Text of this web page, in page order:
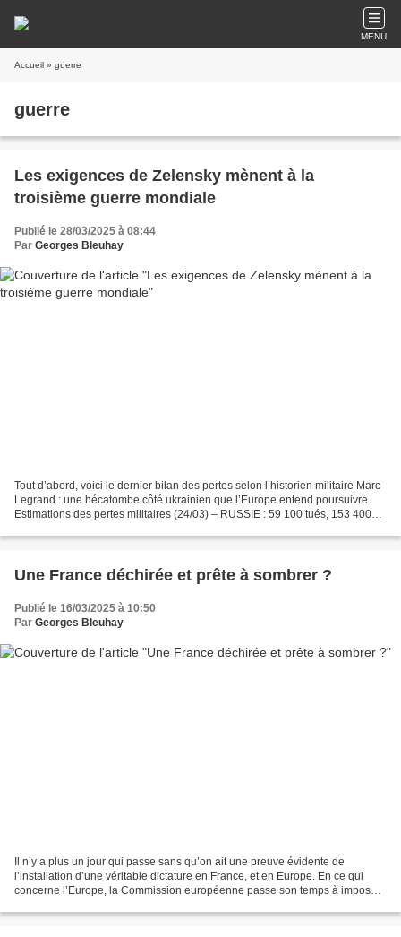
MENU
Accueil » guerre
guerre
Les exigences de Zelensky mènent à la
troisième guerre mondiale
Publié le 28/03/2025 à 08:44
Par Georges Bleuhay
Tout d’abord, voici le dernier bilan des pertes selon l’historien militaire Marc
Legrand : une hécatombe côté ukrainien que l’Europe entend poursuivre.
Estimations des pertes militaires (24/03) – RUSSIE : 59 100 tués, 153 400
Une France déchirée et prête à sombrer ?
Publié le 16/03/2025 à 10:50
Par Georges Bleuhay
Il n’y a plus un jour qui passe sans qu’on ait une preuve évidente de
l’installation d’une véritable dictature en France, et en Europe. En ce qui
concerne l’Europe, la Commission européenne passe son temps à imposer